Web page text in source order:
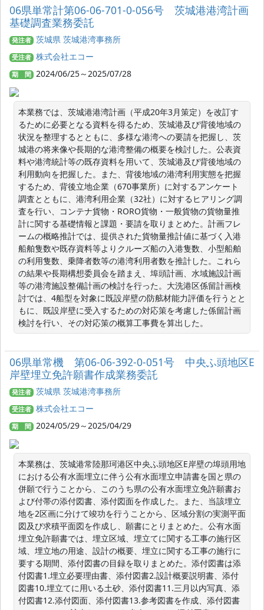
06県単常計第06-06-701-0-056号 茨城港港湾計画
基礎調査業務委託
発注者 茨城県 茨城港湾事務所
受注者 株式会社エコー
期 間 2024/06/25～2025/07/28
本業務では、茨城港港湾計画（平成20年3月策定）を改訂す
るために必要となる資料を得るため、茨城港及び背後地域の
状況を整理するとともに、多様な港湾への要請を把握し、茨
城港の将来像や長期的な港湾整備の概要を検討した。公表資
料や港湾統計等の既存資料を用いて、茨城港及び背後地域の
利用動向を把握した。また、背後地域の港湾利用実態を把握
するため、背後立地企業（670事業所）に対するアンケート
調査とともに、港湾利用企業（32社）に対するヒアリング調
査を行い、コンテナ貨物・RORO貨物・一般貨物の貨物量推
計に関する基礎情報と課題・要請を取りまとめた。計画フレ
ームの概略推計では、提供された貨物量推計値に基づく入港
船舶隻数や既存資料等よりクルーズ船の入港隻数、小型船舶
の利用隻数、乗降者数等の港湾利用者数を推計した。これら
の結果や長期構想委員会を踏まえ、埠頭計画、水域施設計画
等の港湾施設整備計画の検討を行った。大洗港区係留計画検
討では、4船型を対象に既設岸壁の防舷材能力評価を行うとと
もに、既設岸壁に受入するための対応策を考慮した係留計画
検討を行い、その対応策の概算工事費を算出した。
06県単常機 第06-06-392-0-051号 中央ふ頭地区E
岸壁埋立免許願書作成業務委託
発注者 茨城県 茨城港湾事務所
受注者 株式会社エコー
期 間 2024/05/29～2025/04/29
本業務は、茨城港常陸那珂港区中央ふ頭地区E岸壁の埠頭用地
における公有水面埋立に伴う公有水面埋立申請書を国と県の
併願で行うことから、このうち県の公有水面埋立免許願書お
よび付帯の添付図書、添付図面を作成した。また、当該埋立
地を2区画に分けて竣功を行うことから、区域分割の実測平面
図及び求積平面図を作成し、願書にとりまとめた。公有水面
埋立免許願書では、埋立区域、埋立てに関する工事の施行区
域、埋立地の用途、設計の概要、埋立に関する工事の施行に
要する期間、添付図書の目録を取りまとめた。添付図書は添
付図書1.埋立必要理由書、添付図書2.設計概要説明書、添付
図書10.埋立てに用いる土砂、添付図書11.三月以内写真、添
付図書12.添付図面、添付図書13.参考図書を作成、添付図書